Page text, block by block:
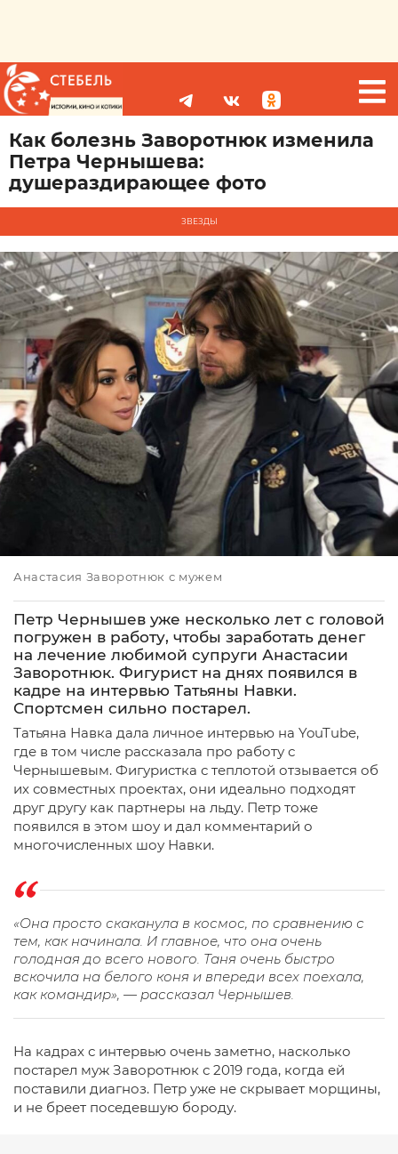
Как болезнь Заворотнюк изменила
Петра Чернышева:
душераздирающее фото
ЗВЕЗДЫ
Анастасия Заворотнюк с мужем
Петр Чернышев уже несколько лет с головой
погружен в работу, чтобы заработать денег
на лечение любимой супруги Анастасии
Заворотнюк. Фигурист на днях появился в
кадре на интервью Татьяны Навки.
Спортсмен сильно постарел.
Татьяна Навка дала личное интервью на YouTube,
где в том числе рассказала про работу с
Чернышевым. Фигуристка с теплотой отзывается об
их совместных проектах, они идеально подходят
друг другу как партнеры на льду. Петр тоже
появился в этом шоу и дал комментарий о
многочисленных шоу Навки.
«Она просто скаканула в космос, по сравнению с
тем, как начинала. И главное, что она очень
голодная до всего нового. Таня очень быстро
вскочила на белого коня и впереди всех поехала,
как командир», — рассказал Чернышев.
На кадрах с интервью очень заметно, насколько
постарел муж Заворотнюк с 2019 года, когда ей
поставили диагноз. Петр уже не скрывает морщины,
и не бреет поседевшую бороду.